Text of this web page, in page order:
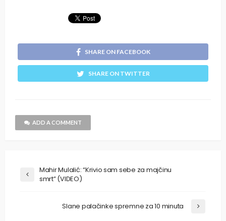
SHARE ON FACEBOOK
SHARE ON TWITTER
ADD A COMMENT
Mahir Mulalić: “Krivio sam sebe za majčinu
smrt” (VIDEO)
Slane palačinke spremne za 10 minuta